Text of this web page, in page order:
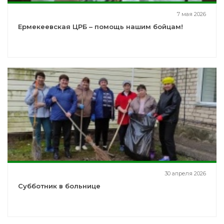
7 мая 2026
Ермекеевская ЦРБ – помощь нашим бойцам!
30 апреля 2026
Субботник в больнице